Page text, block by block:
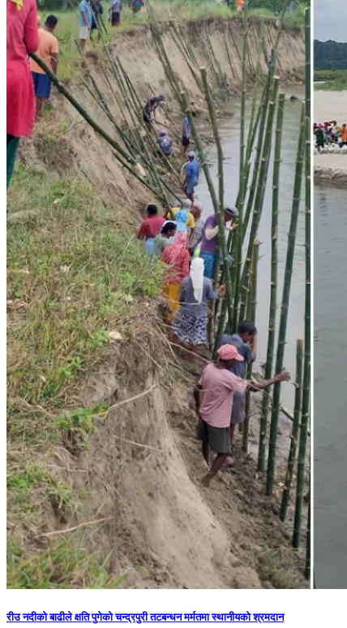
रीउ नदीको बाढीले क्षति पुगेको चन्द्रपुरी तटबन्धन मर्मतमा स्थानीयको श्रमदान